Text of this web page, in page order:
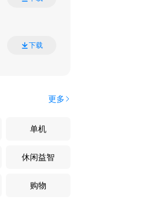
下载
更多
单机
休闲益智
购物